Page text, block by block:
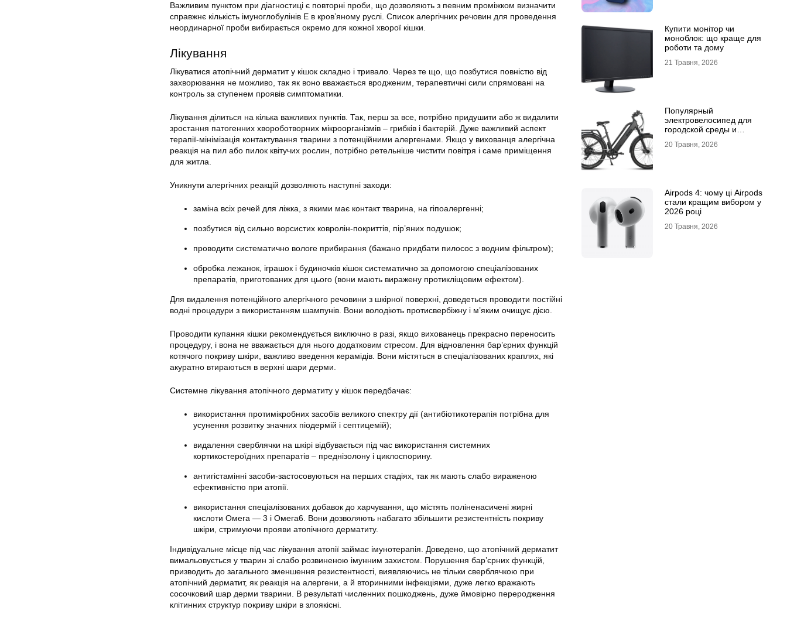
Важливим пунктом при діагностиці є повторні проби, що дозволяють з певним проміжком визначити
справжнє кількість імуноглобулінів Е в кров’яному руслі. Список алергічних речовин для проведення
неординарної проби вибирається окремо для кожної хворої кішки.
Лікування
Лікуватися атопічний дерматит у кішок складно і тривало. Через те що, що позбутися повністю від
захворювання не можливо, так як воно вважається вродженим, терапевтичні сили спрямовані на
контроль за ступенем проявів симптоматики.
Лікування ділиться на кілька важливих пунктів. Так, перш за все, потрібно придушити або ж видалити
зростання патогенних хвороботворних мікроорганізмів – грибків і бактерій. Дуже важливий аспект
терапії-мінімізація контактування тварини з потенційними алергенами. Якщо у вихованця алергічна
реакція на пил або пилок квітучих рослин, потрібно ретельніше чистити повітря і саме приміщення
для житла.
Уникнути алергічних реакцій дозволяють наступні заходи:
заміна всіх речей для ліжка, з якими має контакт тварина, на гіпоалергенні;
позбутися від сильно ворсистих ковролін-покриттів, пір’яних подушок;
проводити систематично вологе прибирання (бажано придбати пилосос з водним фільтром);
обробка лежанок, іграшок і будиночків кішок систематично за допомогою спеціалізованих
препаратів, приготованих для цього (вони мають виражену протикліщовим ефектом).
Для видалення потенційного алергічного речовини з шкірної поверхні, доведеться проводити постійні
водні процедури з використанням шампунів. Вони володіють протисвербіжну і м’яким очищує дією.
Проводити купання кішки рекомендується виключно в разі, якщо вихованець прекрасно переносить
процедуру, і вона не вважається для нього додатковим стресом. Для відновлення бар’єрних функцій
котячого покриву шкіри, важливо введення керамідів. Вони містяться в спеціалізованих краплях, які
акуратно втираються в верхні шари дерми.
Системне лікування атопічного дерматиту у кішок передбачає:
використання протимікробних засобів великого спектру дії (антибіотикотерапія потрібна для
усунення розвитку значних піодермій і септицемій);
видалення сверблячки на шкірі відбувається під час використання системних
кортикостероїдних препаратів – преднізолону і циклоспорину.
антигістамінні засоби-застосовуються на перших стадіях, так як мають слабо вираженою
ефективністю при атопії.
використання спеціалізованих добавок до харчування, що містять поліненасичені жирні
кислоти Омега — 3 і Омега6. Вони дозволяють набагато збільшити резистентність покриву
шкіри, стримуючи прояви атопічного дерматиту.
Індивідуальне місце під час лікування атопії займає імунотерапія. Доведено, що атопічний дерматит
вимальовується у тварин зі слабо розвиненою імунним захистом. Порушення бар’єрних функцій,
призводить до загального зменшення резистентності, виявляючись не тільки сверблячкою при
атопічний дерматит, як реакція на алергени, а й вторинними інфекціями, дуже легко вражають
сосочковий шар дерми тварини. В результаті численних пошкоджень, дуже ймовірно переродження
клітинних структур покриву шкіри в злоякісні.
Купити монітор чи
моноблок: що краще для
роботи та дому
21 Травня, 2026
Популярный
электровелосипед для
городской среды и
почему их выбирают
20 Травня, 2026
Airpods 4: чому ці Airpods
стали кращим вибором у
2026 році
20 Травня, 2026